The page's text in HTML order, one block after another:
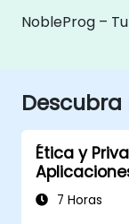
NobleProg –
Ética y
7 Horas